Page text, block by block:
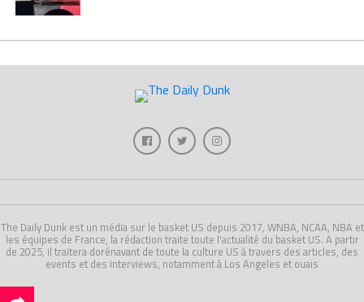
The Daily Dunk est un média sur le basket US depuis 2017, WNBA, NCAA, NBA et
les équipes de France, la rédaction traite toute l'actualité du basket US. A partir
de 2025, il traitera dorénavant de toute la culture US à travers des articles, des
events et des interviews, notamment à Los Angeles et ouais